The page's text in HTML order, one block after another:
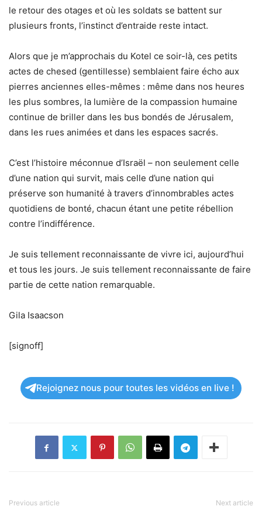
le retour des otages et où les soldats se battent sur
plusieurs fronts, l’instinct d’entraide reste intact.
Alors que je m’approchais du Kotel ce soir-là, ces petits
actes de chesed (gentillesse) semblaient faire écho aux
pierres anciennes elles-mêmes : même dans nos heures
les plus sombres, la lumière de la compassion humaine
continue de briller dans les bus bondés de Jérusalem,
dans les rues animées et dans les espaces sacrés.
C’est l’histoire méconnue d’Israël – non seulement celle
d’une nation qui survit, mais celle d’une nation qui
préserve son humanité à travers d’innombrables actes
quotidiens de bonté, chacun étant une petite rébellion
contre l’indifférence.
Je suis tellement reconnaissante de vivre ici, aujourd’hui
et tous les jours. Je suis tellement reconnaissante de faire
partie de cette nation remarquable.
Gila Isaacson
[signoff]
Rejoignez nous pour toutes les vidéos en live !
Previous article Next article